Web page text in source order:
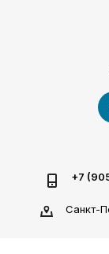
+7
Санкт-